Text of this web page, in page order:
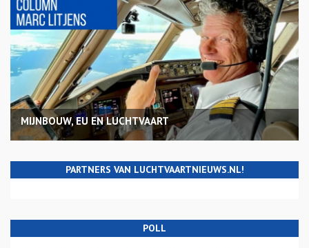
MIJNBOUW, EU EN LUCHTVAART
PARTNERS VAN LUCHTVAARTNIEUWS.NL!
POLL